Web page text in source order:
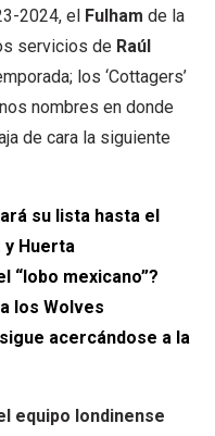
2024, el Fulham de la
servicios de Raúl
los ‘Cottagers’
nombres en donde
de cara la siguiente
su lista hasta el
y Huerta
“lobo mexicano”?
los Wolves
acercándose a la
equipo londinense